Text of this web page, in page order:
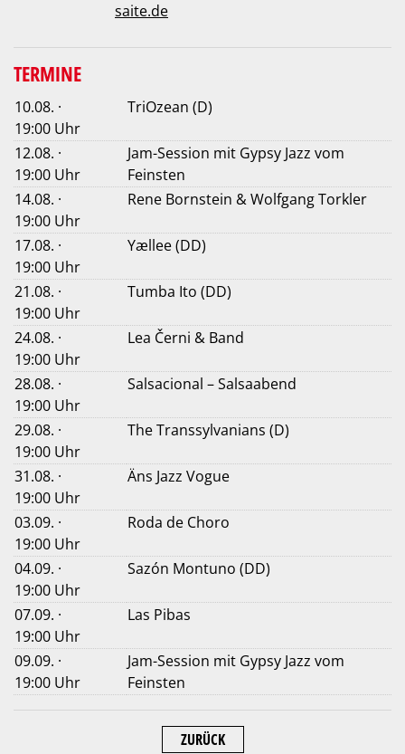
saite.de
TERMINE
10.08. ·
19:00 Uhr
TriOzean (D)
12.08. ·
19:00 Uhr
Jam-Session mit Gypsy Jazz vom
Feinsten
14.08. ·
19:00 Uhr
Rene Bornstein & Wolfgang Torkler
17.08. ·
19:00 Uhr
Yællee (DD)
21.08. ·
19:00 Uhr
Tumba Ito (DD)
24.08. ·
19:00 Uhr
Lea Černi & Band
28.08. ·
19:00 Uhr
Salsacional – Salsaabend
29.08. ·
19:00 Uhr
The Transsylvanians (D)
31.08. ·
19:00 Uhr
Äns Jazz Vogue
03.09. ·
19:00 Uhr
Roda de Choro
04.09. ·
19:00 Uhr
Sazón Montuno (DD)
07.09. ·
19:00 Uhr
Las Pibas
09.09. ·
19:00 Uhr
Jam-Session mit Gypsy Jazz vom
Feinsten
ZURÜCK